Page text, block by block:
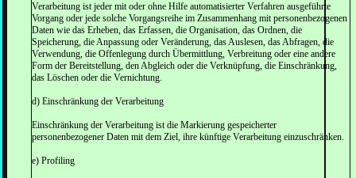
Verarbeitung ist jeder mit oder ohne Hilfe automatisierter Verfahren ausgeführte
Vorgang oder jede solche Vorgangsreihe im Zusammenhang mit personenbezogenen
Daten wie das Erheben, das Erfassen, die Organisation, das Ordnen, die
Speicherung, die Anpassung oder Veränderung, das Auslesen, das Abfragen, die
Verwendung, die Offenlegung durch Übermittlung, Verbreitung oder eine andere
Form der Bereitstellung, den Abgleich oder die Verknüpfung, die Einschränkung,
das Löschen oder die Vernichtung.
d) Einschränkung der Verarbeitung
Einschränkung der Verarbeitung ist die Markierung gespeicherter
personenbezogener Daten mit dem Ziel, ihre künftige Verarbeitung einzuschränken.
e) Profiling